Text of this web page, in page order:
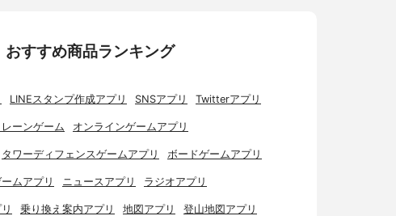
すすめ商品ランキング
LINEスタンプ作成アプリ SNSアプリ Twitterアプリ
ーンゲーム オンラインゲームアプリ
タワーディフェンスゲームアプリ ボードゲームアプリ
ムアプリ ニュースアプリ ラジオアプリ
乗り換え案内アプリ 地図アプリ 登山地図アプリ